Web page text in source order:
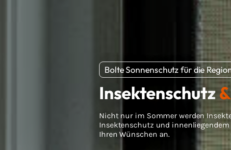
Bolte Sonnenschutz für die
Insektenschutz&
Nicht nur im Sommer werden
Insektenschutz und
Ihren Wünschen an.